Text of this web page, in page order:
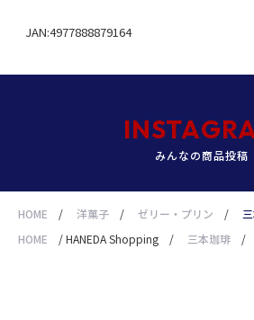
HOME / 洋菓子 / ゼリー・プリン /
HOME
/HANEDA Shopping / 三本珈琲 /
JAN:4977888879164
みんなの商品投稿